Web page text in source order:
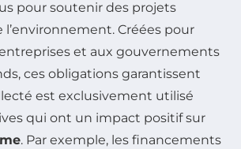
pour soutenir des projets
Créées pour
et aux gouvernements
ces obligations garantissent
est exclusivement utilisé
qui ont un impact positif sur
. Par exemple, les financements